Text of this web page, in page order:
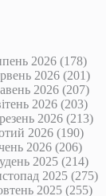
2026 (178)
2026 (201)
2026 (207)
2026 (203)
2026 (213)
2026 (190)
2026 (206)
2025 (214)
2025 (275)
2025 (255)